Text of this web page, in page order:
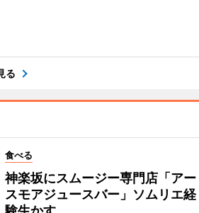
る
食べる
神楽坂にスムージー専門店「アー
スモアジュースバー」ソムリエ経